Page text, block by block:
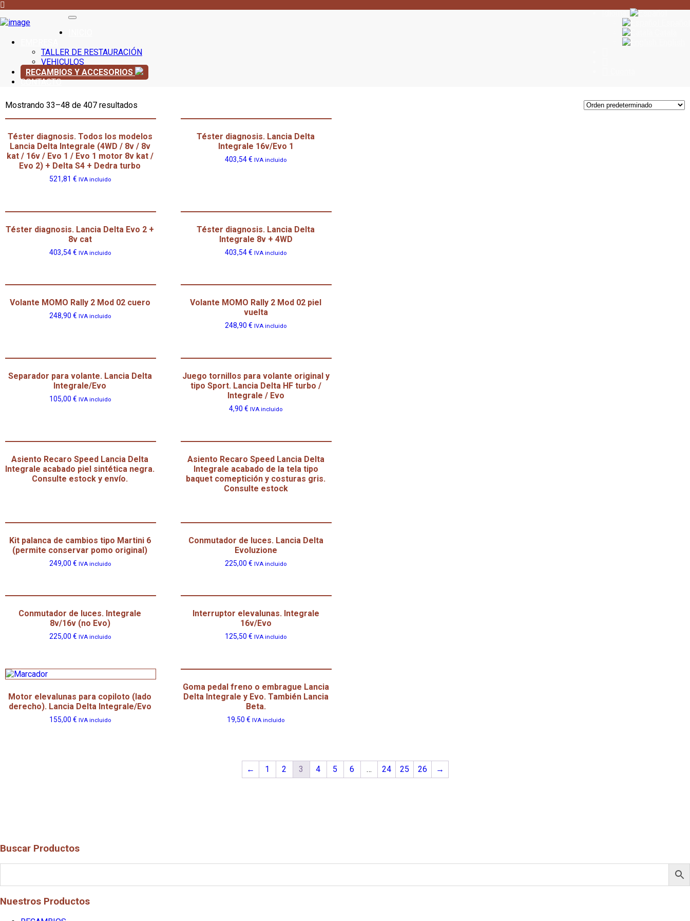
Idioma:
TALLER DE RESTAURACIÓN
VEHICULOS
RECAMBIOS Y ACCESORIOS
CONTACTO
Mostrando 33–48 de 407 resultados
Téster diagnosis. Todos los modelos
Lancia Delta Integrale (4WD / 8v / 8v
kat / 16v / Evo 1 / Evo 1 motor 8v kat /
Evo 2) + Delta S4 + Dedra turbo
521,81 € IVA incluido
Téster diagnosis. Lancia Delta
Integrale 16v/Evo 1
403,54€ IVA incluido
Téster diagnosis. Lancia Delta Evo 2 +
8v cat
403,54€ IVA incluido
Téster diagnosis. Lancia Delta
Integrale 8v + 4WD
403,54€ IVA incluido
Volante MOMO Rally 2 Mod 02 cuero
248,90 € IVA incluido
Volante MOMO Rally 2 Mod 02 piel
vuelta
248,90€ IVA incluido
Separador para volante. Lancia Delta
Integrale/Evo
105,00 € IVA incluido
Juego tornillos para volante original y
tipo Sport. Lancia Delta HF turbo /
Integrale / Evo
4,90€ IVA incluido
Asiento Recaro Speed Lancia Delta
Integrale acabado piel sintética negra.
Consulte estock y envío.
Asiento Recaro Speed Lancia Delta
Integrale acabado de la tela tipo
baquet comeptición y costuras gris.
Consulte estock
Kit palanca de cambios tipo Martini 6
(permite conservar pomo original)
249,00 € IVA incluido
Conmutador de luces. Lancia Delta
Evoluzione
225,00€ IVA incluido
Conmutador de luces. Integrale
8v/16v (no Evo)
225,00 € IVA incluido
Interruptor elevalunas. Integrale
16v/Evo
125,50€ IVA incluido
Motor elevalunas para copiloto (lado
derecho). Lancia Delta Integrale/Evo
155,00 € IVA incluido
Goma pedal freno o embrague Lancia
Delta Integrale y Evo. También Lancia
Beta.
19,50€ IVA incluido
← 1 2 3 4 5 6 … 24 25 26 →
Buscar Productos
Nuestros Productos